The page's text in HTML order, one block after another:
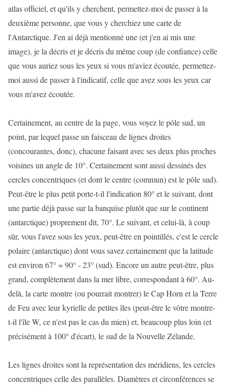
atlas officiel, et qu'ils y cherchent, permettez-moi de passer à la
deuxième personne, que vous y cherchiez une carte de
l'Antarctique. J'en ai déjà mentionné une (et j'en ai mis une
image), je la décris et je décris du même coup (de confiance) celle
que vous auriez sous les yeux si vous m'aviez écoutée, permettez-
moi aussi de passer à l'indicatif, celle que avez sous les yeux car
vous m'avez écoutée.
Certainement, au centre de la page, vous voyez le pôle sud, un
point, par lequel passe un faisceau de lignes droites
(concourantes, donc), chacune faisant avec ses deux plus proches
voisines un angle de 10°. Certainement sont aussi dessinés des
cercles concentriques (et dont le centre (commun) est le pôle sud).
Peut-être le plus petit porte-t-il l'indication 80° et le suivant, dont
une partie déjà passe sur la banquise plutôt que sur le continent
(antarctique) proprement dit, 70°. Le suivant, et celui-là, à coup
sûr, vous l'avez sous les yeux, peut-être en pointillés, c'est le cercle
polaire (antarctique) dont vous savez certainement que la latitude
est environ 67° = 90° - 23° (sud). Encore un autre peut-être, plus
grand, complètement dans la mer libre, correspondant à 60°. Au-
delà, la carte montre (ou pourrait montrer) le Cap Horn et la Terre
de Feu avec leur kyrielle de petites îles (peut-être le vôtre montre-
t-il l'île W, ce n'est pas le cas du mien) et, beaucoup plus loin (et
précisément à 100° d'écart), le sud de la Nouvelle Zélande.
Les lignes droites sont la représentation des méridiens, les cercles
concentriques celle des parallèles. Diamètres et circonférences se